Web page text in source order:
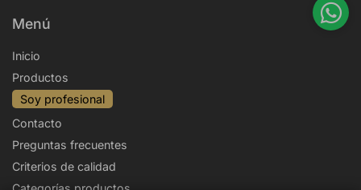
Menú
Inicio
Productos
Soy profesional
Contacto
Preguntas frecuentes
Criterios de calidad